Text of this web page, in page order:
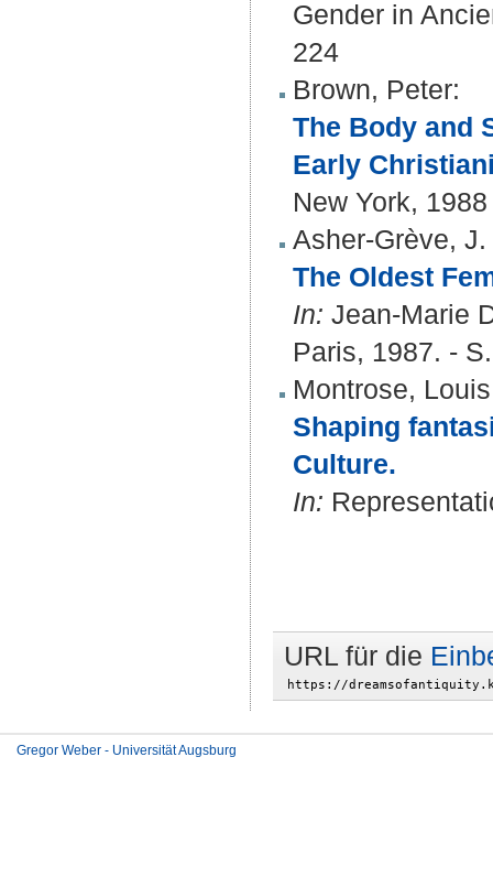
Gender in
224
Brown, Peter:
The Body and
Early
New York, 1988
Asher-Grève, J.
The Oldest
In: Jean-Marie
Paris, 1987. -
Montrose,
Shaping
Culture.
In:
URL für die
Gregor Weber - Universität Augsburg